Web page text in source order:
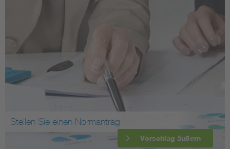
Stellen Sie einen Normantrag
Vorschlag äußern